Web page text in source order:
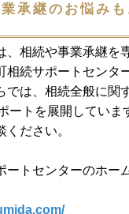
承継のお悩み
、相続や事業承継を
相続サポートセンタ
では、相続全般に関
ートを展開していま
ださい。
ートセンターのホー